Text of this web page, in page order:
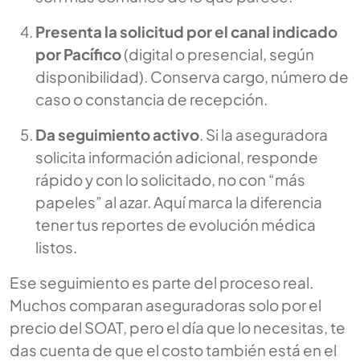
Presenta la solicitud por el canal indicado
por Pacífico(digital o presencial, según
disponibilidad). Conserva cargo, número de
caso o constancia de recepción.
Da seguimiento activo. Si la aseguradora
solicita información adicional, responde
rápido y con lo solicitado, no con “más
papeles” al azar. Aquí marca la diferencia
tener tus reportes de evolución médica
listos.
Ese seguimiento es parte del proceso real.
Muchos comparan aseguradoras solo por el
precio del SOAT, pero el día que lo necesitas, te
das cuenta de que el costo también está en el